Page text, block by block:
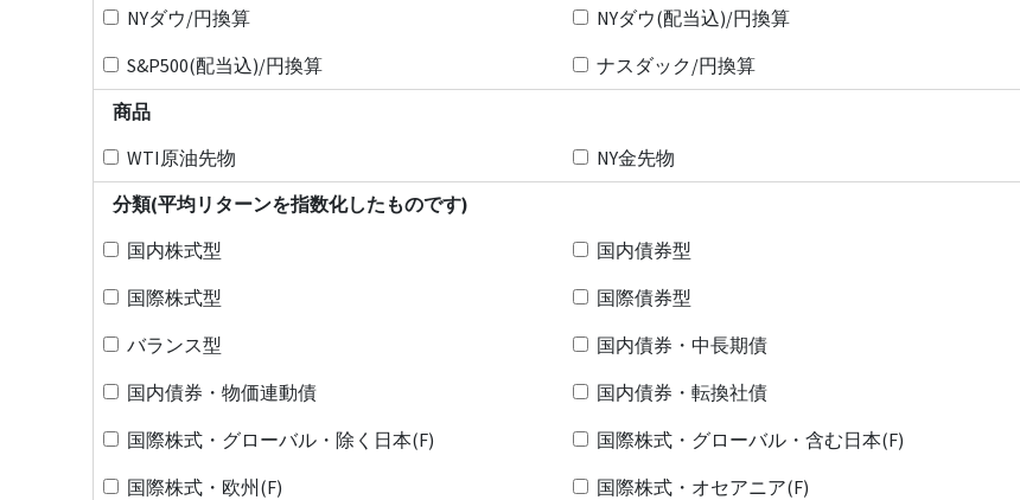
NYダウ/円換算
NYダウ(配当込)/円換算
S&P500(配当込)/円換算
ナスダック/円換算
商品
WTI原油先物
NY金先物
分類(平均リターンを指数化したものです)
国内株式型
国内債券型
国際株式型
国際債券型
バランス型
国内債券・中長期債
国内債券・物価連動債
国内債券・転換社債
国際株式・グローバル・除く日本(F)
国際株式・グローバル・含む日本(F)
国際株式・欧州(F)
国際株式・オセアニア(F)